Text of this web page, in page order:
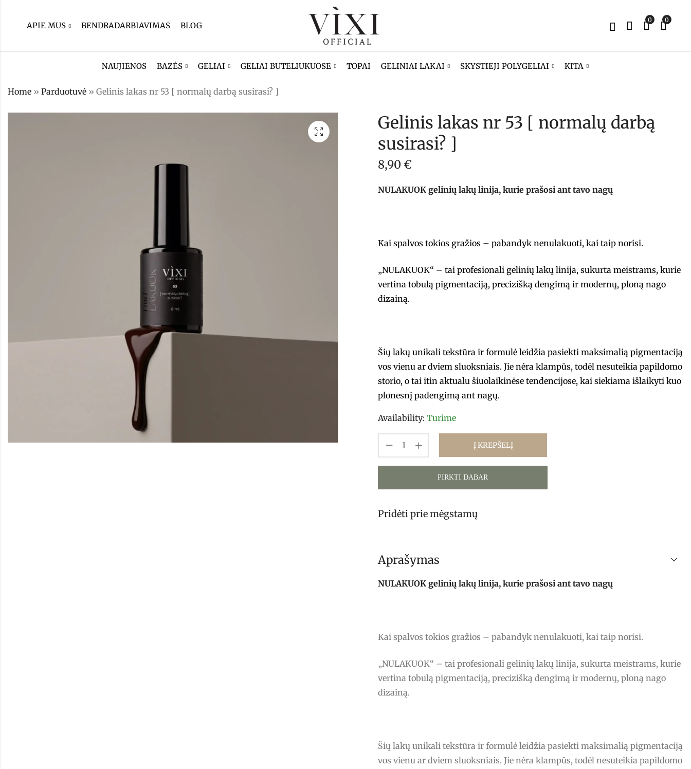
APIE MUS BENDRADARBIAVIMAS BLOG
0 0
NAUJIENOS BAZĖS GELIAI GELIAI BUTELIUKUOSE TOPAI GELINIAI LAKAI SKYSTIEJI POLYGELIAI KITA
Home » Parduotuvė » Gelinis lakas nr 53 [ normalų darbą susirasi? ]
Gelinis lakas nr 52
[ ką per Kalėdas? ]
Gelinis lakas nr 54
[ tokia pati kaip ir
Gelinis lakas nr 53 [ normalų darbą
susirasi? ]
8,90 €
NULAKUOK gelinių lakų linija, kurie prašosi ant tavo nagų
Kai spalvos tokios gražios – pabandyk nenulakuoti, kai taip norisi.
„NULAKUOK“ – tai profesionali gelinių lakų linija, sukurta meistrams, kurie
vertina tobulą pigmentaciją, precizišką dengimą ir modernų, ploną nago
dizainą.
Šių lakų unikali tekstūra ir formulė leidžia pasiekti maksimalią pigmentaciją
vos vienu ar dviem sluoksniais. Jie nėra klampūs, todėl nesuteikia papildomo
storio, o tai itin aktualu šiuolaikinėse tendencijose, kai siekiama išlaikyti kuo
plonesnį padengimą ant nagų.
Availability: Turime
Į KREPŠELĮ
PIRKTI DABAR
Pridėti prie mėgstamų
Aprašymas
NULAKUOK gelinių lakų linija, kurie prašosi ant tavo nagų
Kai spalvos tokios gražios – pabandyk nenulakuoti, kai taip norisi.
„NULAKUOK“ – tai profesionali gelinių lakų linija, sukurta meistrams, kurie
vertina tobulą pigmentaciją, precizišką dengimą ir modernų, ploną nago
dizainą.
Šių lakų unikali tekstūra ir formulė leidžia pasiekti maksimalią pigmentaciją
vos vienu ar dviem sluoksniais. Jie nėra klampūs, todėl nesuteikia papildomo